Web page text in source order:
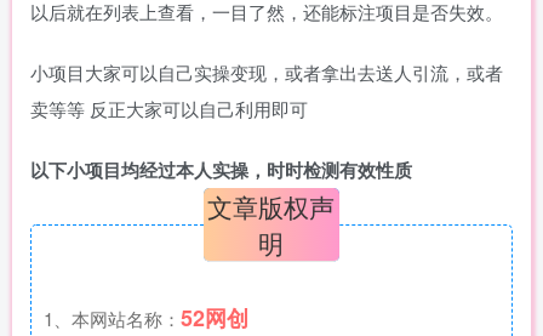
以后就在列表上查看，一目了然，还能标注项目是否失效。
小项目大家可以自己实操变现，或者拿出去送人引流，或者
卖等等 反正大家可以自己利用即可
以下小项目均经过本人实操，时时检测有效性质
文章版权声
明
1、本网站名称： 52网创